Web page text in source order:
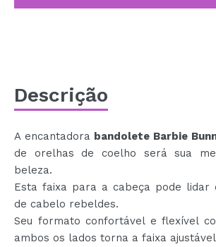
DESCONTOS
EM BREVE
Descrição
A encantadora bandolete Barbie
de orelhas de coelho será sua
beleza.
Esta faixa para a cabeça pode lidar
de cabelo rebeldes.
Seu formato confortável e flexível
ambos os lados torna a faixa